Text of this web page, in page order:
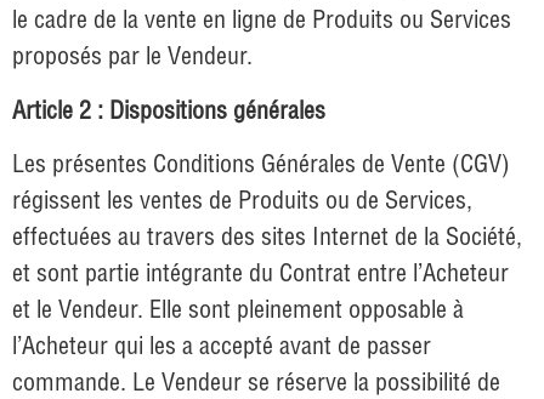
le cadre de la vente en ligne de Produits ou Services
proposés par le Vendeur.
Article 2 : Dispositions générales
Les présentes Conditions Générales de Vente (CGV)
régissent les ventes de Produits ou de Services,
effectuées au travers des sites Internet de la Société,
et sont partie intégrante du Contrat entre l’Acheteur
et le Vendeur. Elle sont pleinement opposable à
l’Acheteur qui les a accepté avant de passer
commande. Le Vendeur se réserve la possibilité de